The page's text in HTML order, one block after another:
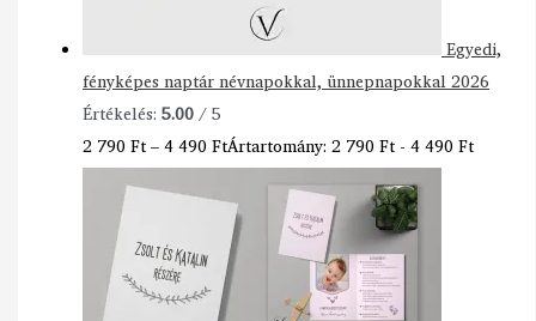
Egyedi,
fényképes naptár névnapokkal, ünnepnapokkal 2026
Értékelés:5.00/ 5
2 790Ft–4 490FtÁrtartomány: 2 790 Ft - 4 490 Ft